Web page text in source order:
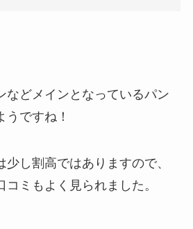
などメインとなっているパン
うですね！
少し割高ではありますので、
ミもよく見られました。